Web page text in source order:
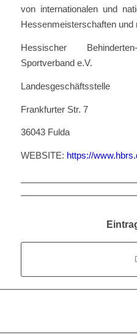
von internationalen und
Hessenmeisterschaften und
Hessischer
Sportverband e.V.
Landesgeschäftsstelle
Frankfurter Str. 7
36043 Fulda
WEBSITE: https://